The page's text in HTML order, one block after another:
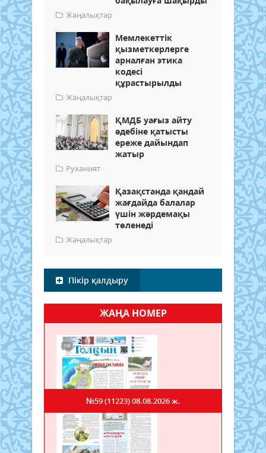
Жаңалықтар
Мемлекеттік
қызметкерлерге
арналған этика
кодесі
құрастырылды
Жаңалықтар
ҚМДБ уағыз айту
әдебіне қатысты
ереже дайындап
жатыр
Руханият
Қазақстанда қандай
жағдайда балалар
үшін жәрдемақы
төленеді
Жаңалықтар
Пікір қалдыру
ЖАҢА НОМЕР
№59 (11223)08.08.2026 ж.